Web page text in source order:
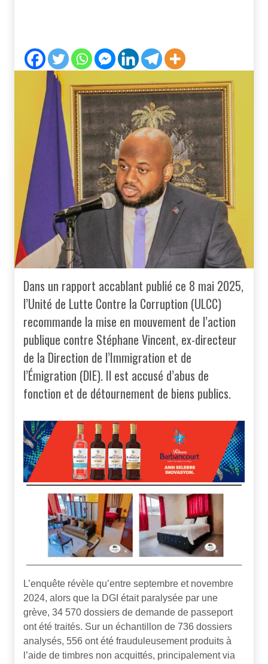
Dans un rapport accablant publié ce 8 mai 2025,
l’Unité de Lutte Contre la Corruption (ULCC)
recommande la mise en mouvement de l’action
publique contre Stéphane Vincent, ex-directeur
de la Direction de l’Immigration et de
l’Émigration (DIE). Il est accusé d’abus de
fonction et de détournement de biens publics.
L’enquête révèle qu’entre septembre et novembre
2024, alors que la DGI était paralysée par une
grève, 34 570 dossiers de demande de passeport
ont été traités. Sur un échantillon de 736 dossiers
analysés, 556 ont été frauduleusement produits à
l’aide de timbres non acquittés, principalement via